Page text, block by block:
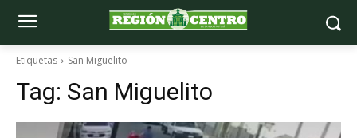
Etiquetas San Miguelito
Tag: San Miguelito